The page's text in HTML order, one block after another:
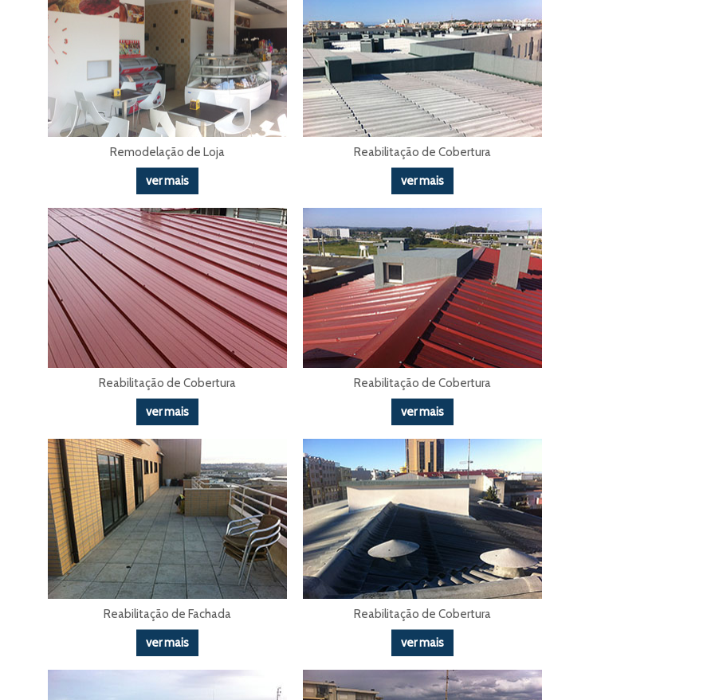
Remodelação de Loja
ver mais
Reabilitação de Cobertura
ver mais
Reabilitação de Cobertura
ver mais
Reabilitação de Cobertura
ver mais
Reabilitação de Fachada
ver mais
Reabilitação de Cobertura
ver mais